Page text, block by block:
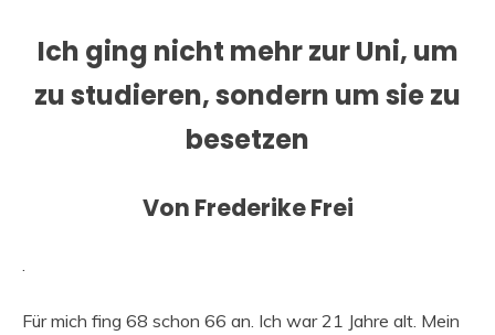
Ich ging nicht mehr zur Uni, um
zu studieren, sondern um sie zu
besetzen
Von Frederike Frei
.
Für mich fing 68 schon 66 an. Ich war 21 Jahre alt. Mein